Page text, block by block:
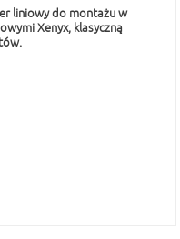
liniowy do montażu w
Xenyx, klasyczną